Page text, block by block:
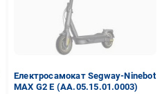
Електросамокат Segway-Ninebot
MAX G2 E (AA.05.15.01.0003)